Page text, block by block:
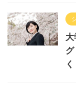
く